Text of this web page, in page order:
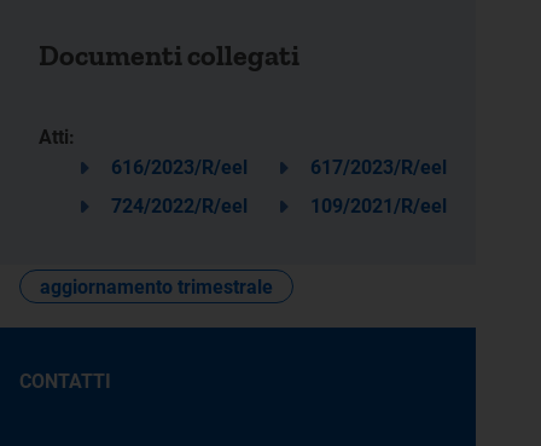
Documenti collegati
Atti:
616/2023/R/eel
617/2023/R/eel
724/2022/R/eel
109/2021/R/eel
aggiornamento trimestrale
CONTATTI